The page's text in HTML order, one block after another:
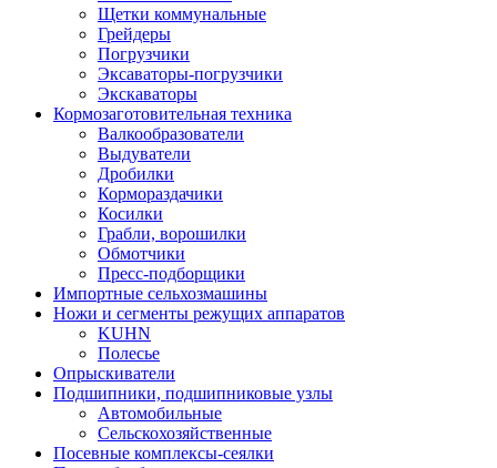
Щетки коммунальные
Грейдеры
Погрузчики
Эксаваторы-погрузчики
Экскаваторы
Кормозаготовительная техника
Валкообразователи
Выдуватели
Дробилки
Кормораздачики
Косилки
Грабли, ворошилки
Обмотчики
Пресс-подборщики
Импортные сельхозмашины
Ножи и сегменты режущих аппаратов
KUHN
Полесье
Опрыскиватели
Подшипники, подшипниковые узлы
Автомобильные
Сельскохозяйственные
Посевные комплексы-сеялки